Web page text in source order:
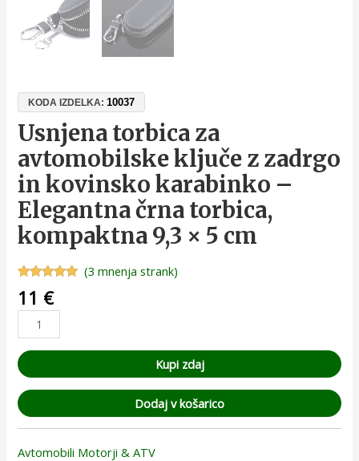
KODA IZDELKA:10037
Usnjena torbica za
avtomobilske ključe z zadrgo
in kovinsko karabinko –
Elegantna črna torbica,
kompaktna 9,3 × 5 cm
5.00
od 5
na podlagi
ocene
(3 mnenja strank)
11 €
Kupi zdaj
Dodaj v košarico
Avtomobili Motorji & ATV